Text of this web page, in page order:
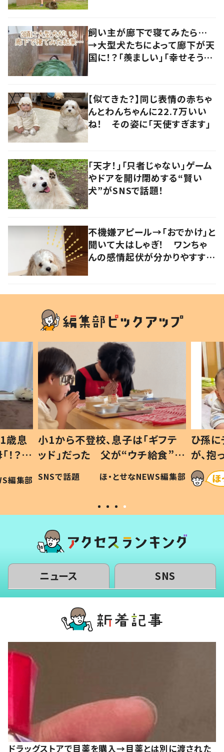
飼い主が廊下で寝てみたら…
→大型犬たちによって廊下が天
国に！？「羨ましい」「幸せそう」
【似てきた？】同じ表情の赤ちゃ
んとわんちゃんに22.7万いい
ね！ その姿に「天使すぎます」
「天才！」「只者じゃない」ゲーム
やドアを開け閉めする“賢い
犬”がSNSで話題！
不機嫌アピール→「おでかけ」と
聞いて大はしゃぎ！ ワンちゃ
んの感情起伏が分かりやすすぎ
部
小1から不登校、息子は「ギフテ
ッド」だった 父が“ウチ給食”を
作り続ける理由とは #令和の親
#令和の子
SNSで話題 ほ・とせなNEWS編集部
ひ孫にデ
が、抱っ
「涙が出ま
い」
ニュース SNS
ドラッグストアで目薬を購入→目薬とは別に渡された